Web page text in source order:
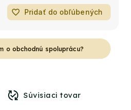
favorite_border Pridať do obľúbených
o obchodnú spoluprácu?
Súvisiaci tovar